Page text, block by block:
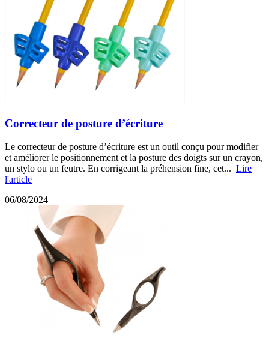
Correcteur de posture d’écriture
Le correcteur de posture d’écriture est un outil conçu pour modifier
et améliorer le positionnement et la posture des doigts sur un crayon,
un stylo ou un feutre. En corrigeant la préhension fine, cet... Lire
l'article
06/08/2024